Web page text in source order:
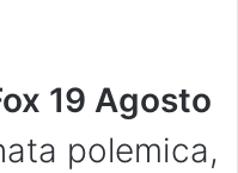
19 Agosto
polemica,